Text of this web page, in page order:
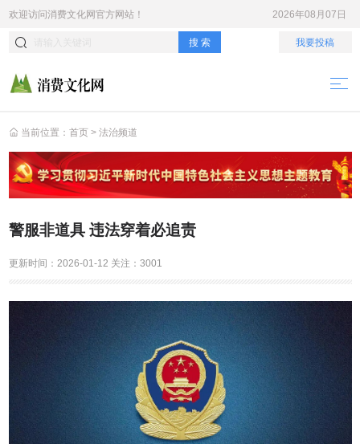
欢迎访问消费文化网官方网站！ 2026年08月07日
搜 索 我要投稿
当前位置： 首页 > 法治频道
警服非道具 违法穿着必追责
更新时间： 2026-01-12 关注： 3001